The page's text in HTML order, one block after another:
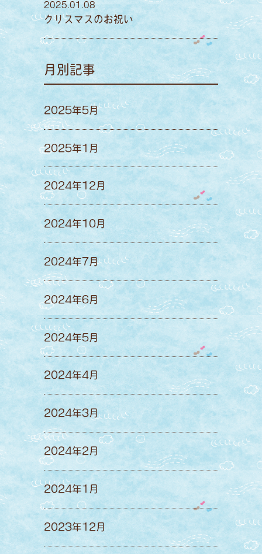
2025.01.08
クリスマスのお祝い
月別記事
2025年5月
2025年1月
2024年12月
2024年10月
2024年7月
2024年6月
2024年5月
2024年4月
2024年3月
2024年2月
2024年1月
2023年12月